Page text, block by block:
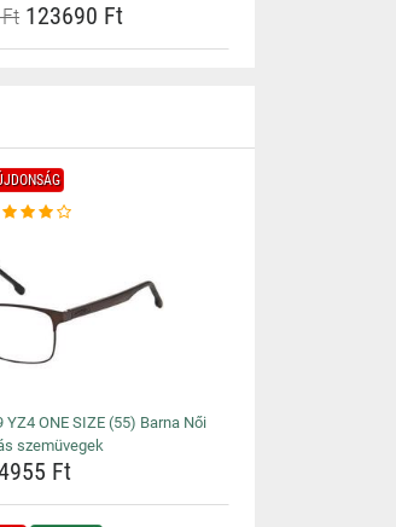
123690 Ft
YZ4 ONE SIZE (55) Barna Női
szemüvegek
Ft